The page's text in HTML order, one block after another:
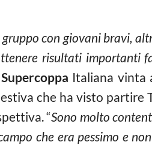
con giovani bravi,
risultati importanti
Supercoppa Italiana vinta
che ha visto partire
“Sono molto
che era pessimo e